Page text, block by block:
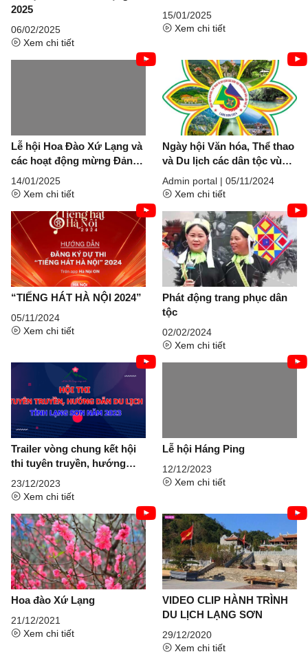
2025
06/02/2025
Xem chi tiết
15/01/2025
Xem chi tiết
Lễ hội Hoa Đào Xứ Lạng và
các hoạt động mừng Đảng,
mừng Xuân Ất Tỵ năm 2025
14/01/2025
Xem chi tiết
Ngày hội Văn hóa, Thể thao
và Du lịch các dân tộc vùng
Đông Bắc lần thứ XI -
02/11/2024 Ngày hội Văn
hóa, Thể thao và Du lịch các
dân tộc vùng Đông Bắc lần
thứ XI - 02/11/2024
Admin portal | 05/11/2024
Xem chi tiết
“TIẾNG HÁT HÀ NỘI 2024”
05/11/2024
Xem chi tiết
Phát động trang phục dân
tộc
02/02/2024
Xem chi tiết
Trailer vòng chung kết hội
thi tuyên truyền, hướng
dẫn du lịch Lạng Sơn năm
2023
23/12/2023
Xem chi tiết
Lễ hội Háng Ping
12/12/2023
Xem chi tiết
Hoa đào Xứ Lạng
21/12/2021
Xem chi tiết
VIDEO CLIP HÀNH TRÌNH
DU LỊCH LẠNG SƠN
29/12/2020
Xem chi tiết